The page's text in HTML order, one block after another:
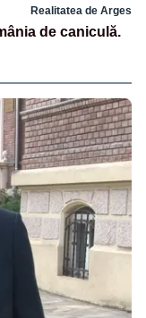
Realitatea de Arges
de caniculă.